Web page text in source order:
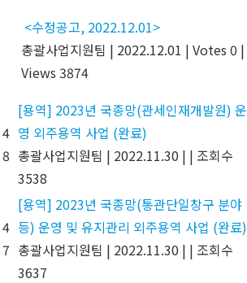
<수정공고, 2022.12.01>
총괄사업지원팀 | 2022.12.01 | Votes 0 |
Views 3874
4
8
[용역] 2023년 국종망(관세인재개발원) 운
영 외주용역 사업 (완료)
총괄사업지원팀 | 2022.11.30 | | 조회수
3538
4
7
[용역] 2023년 국종망(통관단일창구 분야
등) 운영 및 유지관리 외주용역 사업 (완료)
총괄사업지원팀 | 2022.11.30 | | 조회수
3637